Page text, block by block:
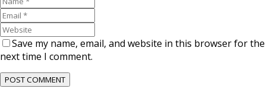
Save my name, email, and website in this browser for the
next time I comment.